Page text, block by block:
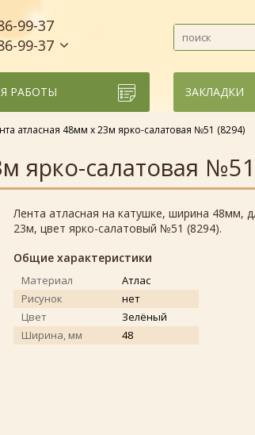
99-37
99-37
РАБОТЫ ЗАКЛАДКИ
атласная 48мм х 23м ярко-салатовая №51 (8294)
ярко-салатовая
Лента атласная на катушке, ширина 48мм,
23м, цвет ярко-салатовый №51 (8294).
Общие характеристики
Материал
Атлас
Рисунок
нет
Цвет
Зелёный
Ширина, мм
48